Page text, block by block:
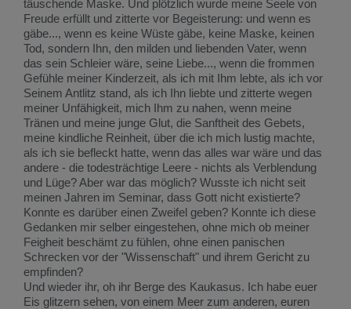
täuschende Maske. Und plötzlich wurde meine Seele von
Freude erfüllt und zitterte vor Begeisterung: und wenn es
gäbe..., wenn es keine Wüste gäbe, keine Maske, keinen
Tod, sondern Ihn, den milden und liebenden Vater, wenn
das sein Schleier wäre, seine Liebe..., wenn die frommen
Gefühle meiner Kinderzeit, als ich mit Ihm lebte, als ich vor
Seinem Antlitz stand, als ich Ihn liebte und zitterte wegen
meiner Unfähigkeit, mich Ihm zu nahen, wenn meine
Tränen und meine junge Glut, die Sanftheit des Gebets,
meine kindliche Reinheit, über die ich mich lustig machte,
als ich sie befleckt hatte, wenn das alles war wäre und das
andere - die todesträchtige Leere - nichts als Verblendung
und Lüge? Aber war das möglich? Wusste ich nicht seit
meinen Jahren im Seminar, dass Gott nicht existierte?
Konnte es darüber einen Zweifel geben? Konnte ich diese
Gedanken mir selber eingestehen, ohne mich ob meiner
Feigheit beschämt zu fühlen, ohne einen panischen
Schrecken vor der "Wissenschaft" und ihrem Gericht zu
empfinden?
Und wieder ihr, oh ihr Berge des Kaukasus. Ich habe euer
Eis glitzern sehen, von einem Meer zum anderen, euren